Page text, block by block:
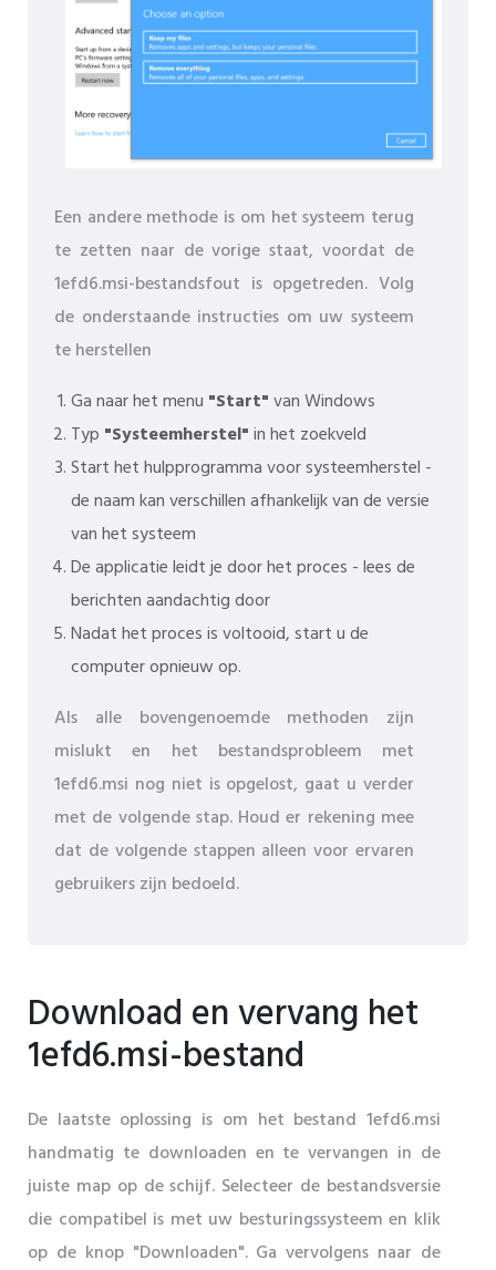
Een andere methode is om het systeem terug
te zetten naar de vorige staat, voordat de
1efd6.msi-bestandsfout is opgetreden. Volg
de onderstaande instructies om uw systeem
te herstellen
Ga naar het menu "Start"van Windows
Typ "Systeemherstel"in het zoekveld
Start het hulpprogramma voor systeemherstel -
de naam kan verschillen afhankelijk van de versie
van het systeem
De applicatie leidt je door het proces - lees de
berichten aandachtig door
Nadat het proces is voltooid, start u de
computer opnieuw op.
Als alle bovengenoemde methoden zijn
mislukt en het bestandsprobleem met
1efd6.msi nog niet is opgelost, gaat u verder
met de volgende stap. Houd er rekening mee
dat de volgende stappen alleen voor ervaren
gebruikers zijn bedoeld.
Download en vervang het
1efd6.msi-bestand
De laatste oplossing is om het bestand 1efd6.msi
handmatig te downloaden en te vervangen in de
juiste map op de schijf. Selecteer de bestandsversie
die compatibel is met uw besturingssysteem en klik
op de knop "Downloaden". Ga vervolgens naar de